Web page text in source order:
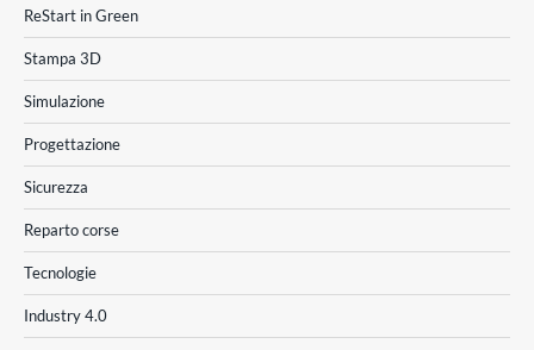
ReStart in Green
Stampa 3D
Simulazione
Progettazione
Sicurezza
Reparto corse
Tecnologie
Industry 4.0